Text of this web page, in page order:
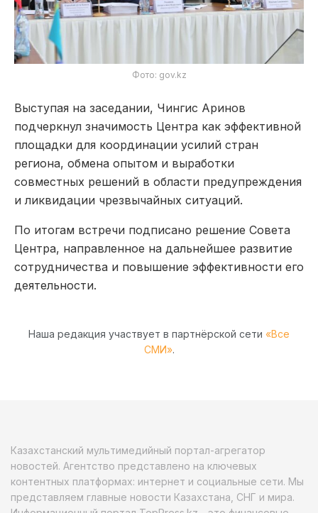
Фото: gov.kz
Выступая на заседании, Чингис Аринов
подчеркнул значимость Центра как эффективной
площадки для координации усилий стран
региона, обмена опытом и выработки
совместных решений в области предупреждения
и ликвидации чрезвычайных ситуаций.
По итогам встречи подписано решение Совета
Центра, направленное на дальнейшее развитие
сотрудничества и повышение эффективности его
деятельности.
Наша редакция участвует в партнёрской сети «Все
СМИ».
Казахстанский мультимедийный портал-агрегатор
новостей. Агентство представлено на ключевых
контентных платформах: интернет и социальные сети. Мы
представляем главные новости Казахстана, СНГ и мира.